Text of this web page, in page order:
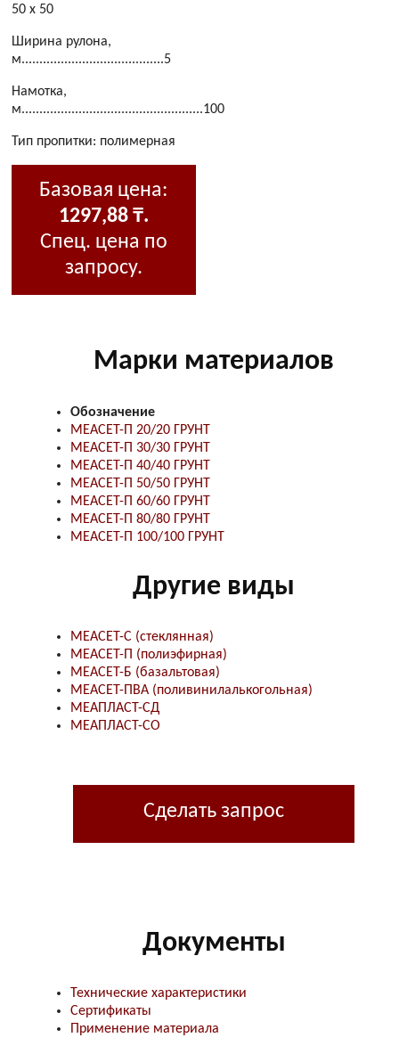
50 х 50
Ширина рулона,
м........................................5
Намотка,
м...................................................100
Тип пропитки: полимерная
Базовая цена:
1297,88 ₸.
Спец. цена по
запросу.
Марки материалов
Обозначение
МЕАСЕТ-П 20/20 ГРУНТ
МЕАСЕТ-П 30/30 ГРУНТ
МЕАСЕТ-П 40/40 ГРУНТ
МЕАСЕТ-П 50/50 ГРУНТ
МЕАСЕТ-П 60/60 ГРУНТ
МЕАСЕТ-П 80/80 ГРУНТ
МЕАСЕТ-П 100/100 ГРУНТ
Другие виды
МЕАСЕТ-С (стеклянная)
МЕАСЕТ-П (полиэфирная)
МЕАСЕТ-Б (базальтовая)
МЕАСЕТ-ПВА (поливинилалькогольная)
МЕАПЛАСТ-СД
МЕАПЛАСТ-СО
Сделать запрос
Документы
Технические характеристики
Сертификаты
Применение материала